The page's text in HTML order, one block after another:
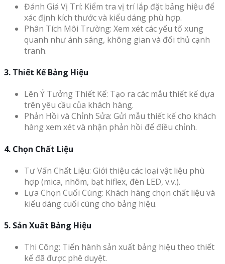
Đánh Giá Vị Trí: Kiểm tra vị trí lắp đặt bảng hiệu để
xác định kích thước và kiểu dáng phù hợp.
Phân Tích Môi Trường: Xem xét các yếu tố xung
quanh như ánh sáng, không gian và đối thủ cạnh
tranh.
3. Thiết Kế Bảng Hiệu
Lên Ý Tưởng Thiết Kế: Tạo ra các mẫu thiết kế dựa
trên yêu cầu của khách hàng.
Phản Hồi và Chỉnh Sửa: Gửi mẫu thiết kế cho khách
hàng xem xét và nhận phản hồi để điều chỉnh.
4. Chọn Chất Liệu
Tư Vấn Chất Liệu: Giới thiệu các loại vật liệu phù
hợp (mica, nhôm, bạt hiflex, đèn LED, v.v.).
Lựa Chọn Cuối Cùng: Khách hàng chọn chất liệu và
kiểu dáng cuối cùng cho bảng hiệu.
5. Sản Xuất Bảng Hiệu
Thi Công: Tiến hành sản xuất bảng hiệu theo thiết
kế đã được phê duyệt.